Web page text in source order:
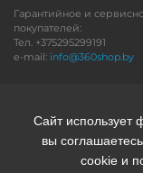
Гарантийное и
покупателей:
Тел. +375295299191
e-mail: info@360shop.by
Сайт использует
вы
cookie и